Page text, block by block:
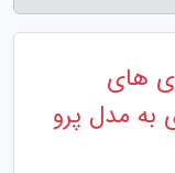
های
به مدل پرو